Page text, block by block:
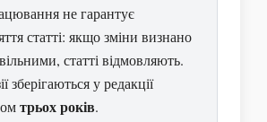
не гарантує
статті: якщо зміни визнано
статті відмовляють.
зберігаються у редакції
трьох років.